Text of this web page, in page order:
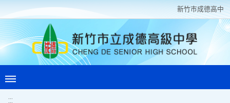
新竹巿成德高中
:::